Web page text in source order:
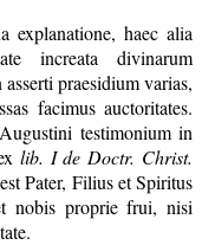
explanatione, haec alia
increata divinarum
praesidium varias,
facimus auctoritates.
testimonium in
lib. I de Doctr. Christ.
Pater, Filius et Spiritus
nobis proprie frui, nisi